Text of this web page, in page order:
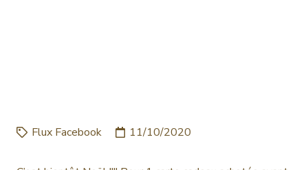
Flux Facebook 11/10/2020